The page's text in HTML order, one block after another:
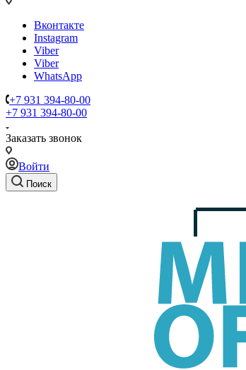
Вконтакте
Instagram
Viber
Viber
WhatsApp
+7 931 394-80-00
+7 931 394-80-00
Заказать звонок
Войти
Поиск